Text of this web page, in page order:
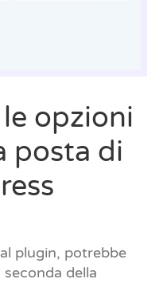
opzioni
posta di
plugin, potrebbe
seconda della